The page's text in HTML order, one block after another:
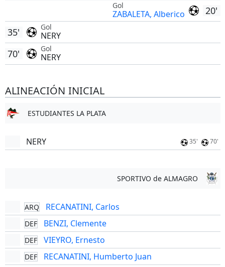
20'
Gol
ZABALETA, Alberico
Gol
NERY
35'
Gol
NERY
70'
ALINEACIÓN INICIAL
ESTUDIANTES LA PLATA
NERY 35' 70'
SPORTIVO de ALMAGRO
ARQ RECANATINI, Carlos
DEF BENZI, Clemente
DEF VIEYRO, Ernesto
DEF RECANATINI, Humberto Juan